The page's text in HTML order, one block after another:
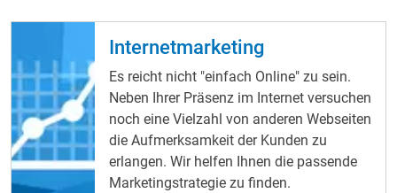
Internetmarketing
Es reicht nicht "einfach Online" zu sein.
Neben Ihrer Präsenz im Internet versuchen
noch eine Vielzahl von anderen Webseiten
die Aufmerksamkeit der Kunden zu
erlangen. Wir helfen Ihnen die passende
Marketingstrategie zu finden.